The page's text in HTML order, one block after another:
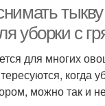
уборки с
для многих
когда
можно так и